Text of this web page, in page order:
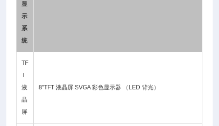
显
示
系
统
TF
T
液
晶
屏
8"TFT 液晶屏 SVGA 彩色显示器 （LED 背光）